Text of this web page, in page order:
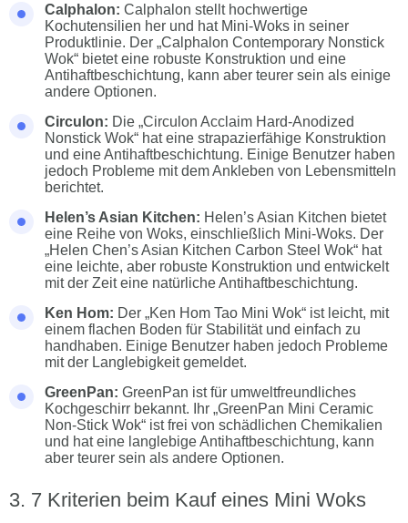
Calphalon: Calphalon stellt hochwertige
Kochutensilien her und hat Mini-Woks in seiner
Produktlinie. Der „Calphalon Contemporary Nonstick
Wok“ bietet eine robuste Konstruktion und eine
Antihaftbeschichtung, kann aber teurer sein als einige
andere Optionen.
Circulon: Die „Circulon Acclaim Hard-Anodized
Nonstick Wok“ hat eine strapazierfähige Konstruktion
und eine Antihaftbeschichtung. Einige Benutzer haben
jedoch Probleme mit dem Ankleben von Lebensmitteln
berichtet.
Helen’s Asian Kitchen: Helen’s Asian Kitchen bietet
eine Reihe von Woks, einschließlich Mini-Woks. Der
„Helen Chen’s Asian Kitchen Carbon Steel Wok“ hat
eine leichte, aber robuste Konstruktion und entwickelt
mit der Zeit eine natürliche Antihaftbeschichtung.
Ken Hom: Der „Ken Hom Tao Mini Wok“ ist leicht, mit
einem flachen Boden für Stabilität und einfach zu
handhaben. Einige Benutzer haben jedoch Probleme
mit der Langlebigkeit gemeldet.
GreenPan: GreenPan ist für umweltfreundliches
Kochgeschirr bekannt. Ihr „GreenPan Mini Ceramic
Non-Stick Wok“ ist frei von schädlichen Chemikalien
und hat eine langlebige Antihaftbeschichtung, kann
aber teurer sein als andere Optionen.
7 Kriterien beim Kauf eines Mini Woks